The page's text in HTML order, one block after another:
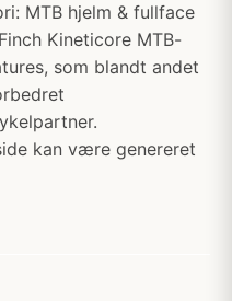
MTB hjelm & fullface
Kineticore MTB-
som blandt andet
kan være genereret